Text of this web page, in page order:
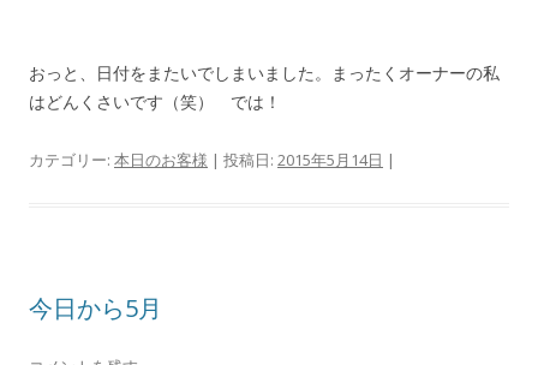
おっと、日付をまたいでしまいました。まったくオーナーの私
はどんくさいです（笑） では！
カテゴリー: 本日のお客様 | 投稿日: 2015年5月14日 |
今日から5月